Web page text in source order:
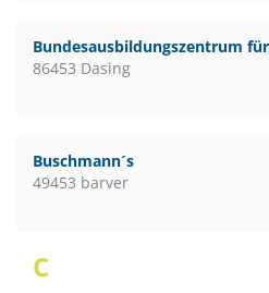
Bundesausbildungszentrum
86453 Dasing
Buschmann´s
49453 barver
C